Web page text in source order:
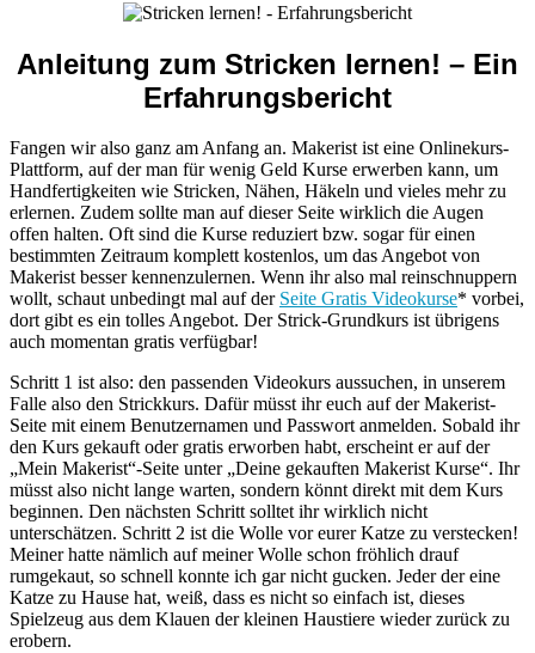
Anleitung zum Stricken lernen! – Ein
Erfahrungsbericht
Fangen wir also ganz am Anfang an. Makerist ist eine Onlinekurs-
Plattform, auf der man für wenig Geld Kurse erwerben kann, um
Handfertigkeiten wie Stricken, Nähen, Häkeln und vieles mehr zu
erlernen. Zudem sollte man auf dieser Seite wirklich die Augen
offen halten. Oft sind die Kurse reduziert bzw. sogar für einen
bestimmten Zeitraum komplett kostenlos, um das Angebot von
Makerist besser kennenzulernen. Wenn ihr also mal reinschnuppern
wollt, schaut unbedingt mal auf der Seite Gratis Videokurse* vorbei,
dort gibt es ein tolles Angebot. Der Strick-Grundkurs ist übrigens
auch momentan gratis verfügbar!
Schritt 1 ist also: den passenden Videokurs aussuchen, in unserem
Falle also den Strickkurs. Dafür müsst ihr euch auf der Makerist-
Seite mit einem Benutzernamen und Passwort anmelden. Sobald ihr
den Kurs gekauft oder gratis erworben habt, erscheint er auf der
„Mein Makerist“-Seite unter „Deine gekauften Makerist Kurse“. Ihr
müsst also nicht lange warten, sondern könnt direkt mit dem Kurs
beginnen. Den nächsten Schritt solltet ihr wirklich nicht
unterschätzen. Schritt 2 ist die Wolle vor eurer Katze zu verstecken!
Meiner hatte nämlich auf meiner Wolle schon fröhlich drauf
rumgekaut, so schnell konnte ich gar nicht gucken. Jeder der eine
Katze zu Hause hat, weiß, dass es nicht so einfach ist, dieses
Spielzeug aus dem Klauen der kleinen Haustiere wieder zurück zu
erobern.